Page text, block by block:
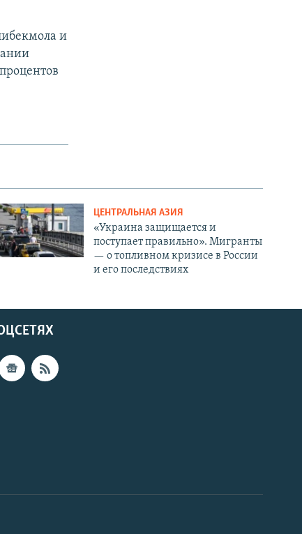
и
ЦЕНТРАЛЬНАЯ АЗИЯ
«Украина защищается и
поступает правильно». Мигранты
— о топливном кризисе в России
и его последствиях